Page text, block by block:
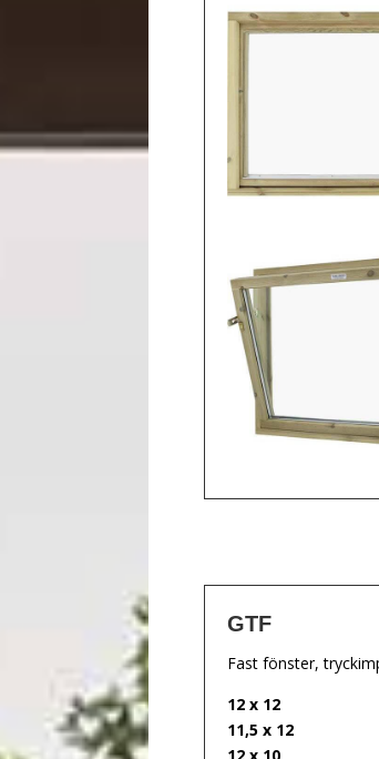
GTF
Fast fönster,
12 x 12
11,5 x 12